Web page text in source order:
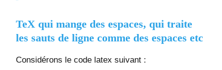
TeX qui mange des espaces, qui traite
les sauts de ligne comme des espaces etc
Considérons le code latex suivant :